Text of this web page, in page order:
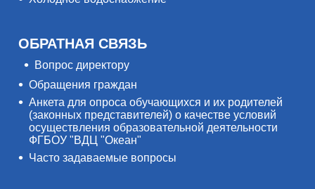
ОБРАТНАЯ СВЯЗЬ
Вопрос директору
Обращения граждан
Анкета для опроса обучающихся и их родителей
(законных представителей) о качестве условий
осуществления образовательной деятельности
ФГБОУ "ВДЦ "Океан"
Часто задаваемые вопросы